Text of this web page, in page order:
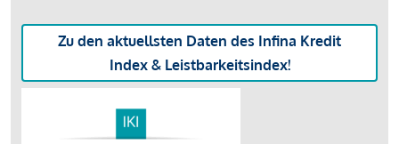
Zu den aktuellsten Daten des Infina Kredit
Index & Leistbarkeitsindex!